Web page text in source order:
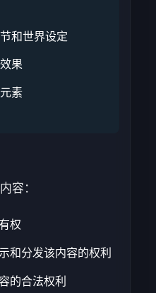
和世界设定
果
素
容：
权
和分发该内容的权利
的合法权利